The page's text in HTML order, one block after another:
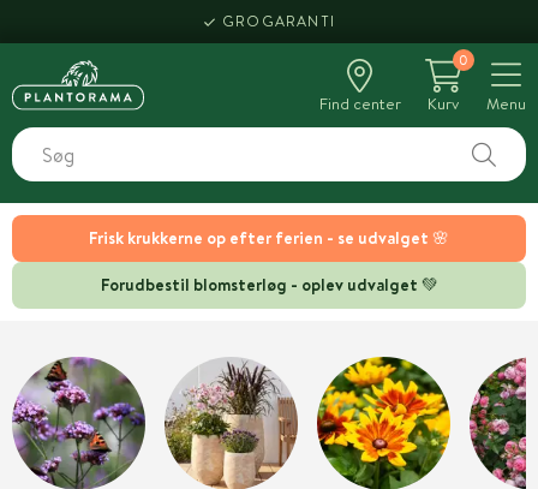
GROGARANTI
Find center
0
Kurv
Menu
Frisk krukkerne op efter ferien - se udvalget 🌸
Forudbestil blomsterløg - oplev udvalget 💚